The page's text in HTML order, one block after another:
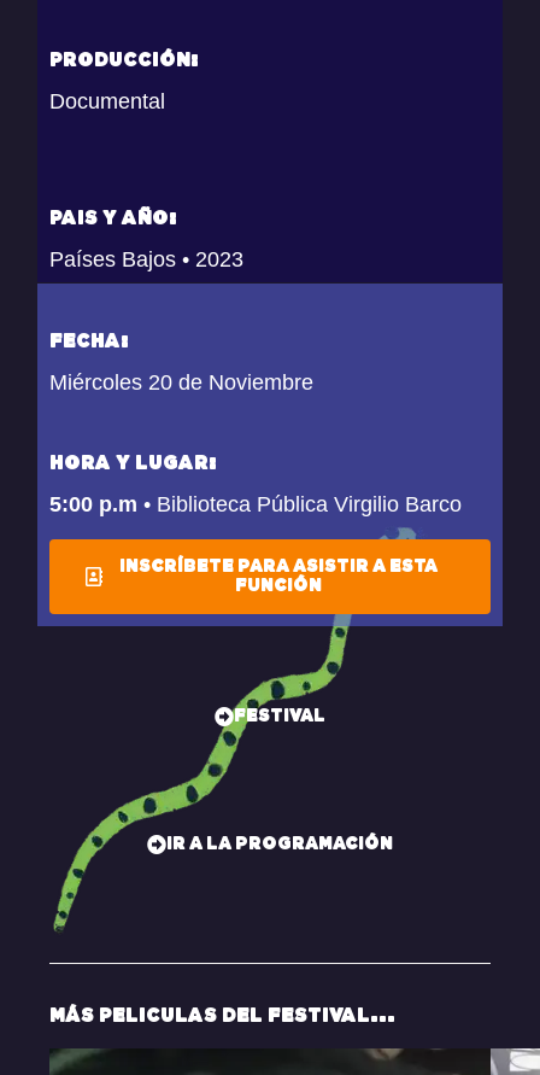
PRODUCCIÓN:
Documental
PAIS Y AÑO:
Países Bajos • 2023
FECHA:
Miércoles 20 de Noviembre
HORA Y LUGAR:
5:00 p.m • Biblioteca Pública Virgilio Barco
INSCRÍBETE PARA ASISTIR A ESTA
FUNCIÓN
FESTIVAL
IR A LA PROGRAMACIÓN
MÁS PELICULAS DEL FESTIVAL...